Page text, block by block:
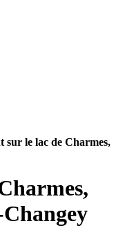
sur le lac de Charmes,